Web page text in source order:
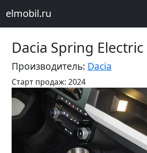
elmobil.ru
Dacia Spring
Производитель: Dacia
Старт продаж: 2024
Предыдущий